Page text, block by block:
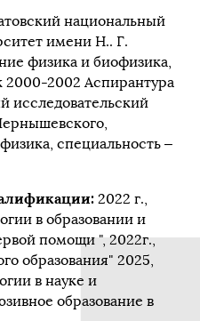
национальный
имени Н.. Г.
физика и биофизика,
2000-2002 Аспирантура
исследовательский
специальность –
2022 г.,
в образовании и
помощи ", 2022г.,
образования" 2025,
в науке и
образование в